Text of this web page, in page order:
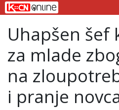
Uhapšen šef
za mlade
na
i pranje